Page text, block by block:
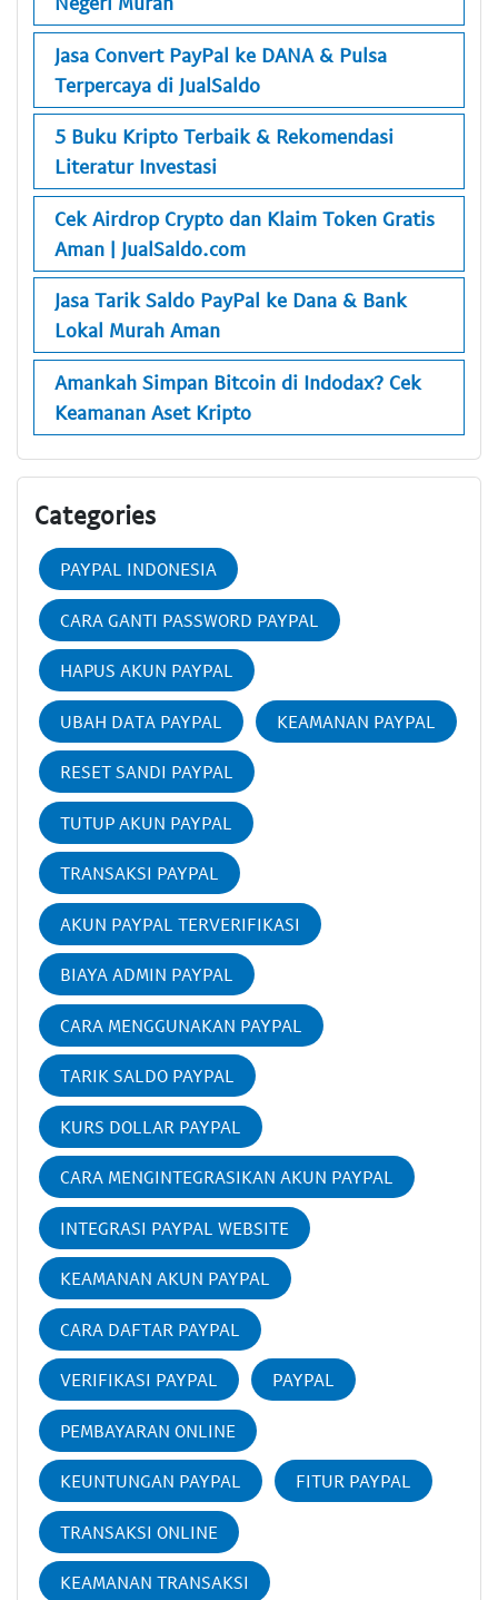
Jasa Convert PayPal ke DANA & Pulsa
Terpercaya di JualSaldo
5 Buku Kripto Terbaik & Rekomendasi
Literatur Investasi
Cek Airdrop Crypto dan Klaim Token Gratis
Aman | JualSaldo.com
Jasa Tarik Saldo PayPal ke Dana & Bank
Lokal Murah Aman
Amankah Simpan Bitcoin di Indodax? Cek
Keamanan Aset Kripto
Categories
PAYPAL INDONESIA
CARA GANTI PASSWORD PAYPAL
HAPUS AKUN PAYPAL
UBAH DATA PAYPAL KEAMANAN PAYPAL
RESET SANDI PAYPAL
TUTUP AKUN PAYPAL
TRANSAKSI PAYPAL
AKUN PAYPAL TERVERIFIKASI
BIAYA ADMIN PAYPAL
CARA MENGGUNAKAN PAYPAL
TARIK SALDO PAYPAL
KURS DOLLAR PAYPAL
CARA MENGINTEGRASIKAN AKUN PAYPAL
INTEGRASI PAYPAL WEBSITE
KEAMANAN AKUN PAYPAL
CARA DAFTAR PAYPAL
VERIFIKASI PAYPAL PAYPAL
PEMBAYARAN ONLINE
KEUNTUNGAN PAYPAL FITUR PAYPAL
TRANSAKSI ONLINE
KEAMANAN TRANSAKSI